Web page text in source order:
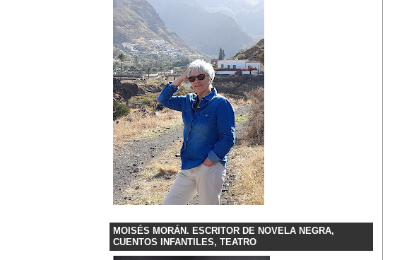
MOISÉS MORÁN. ESCRITOR DE NOVELA NEGRA,
CUENTOS INFANTILES, TEATRO